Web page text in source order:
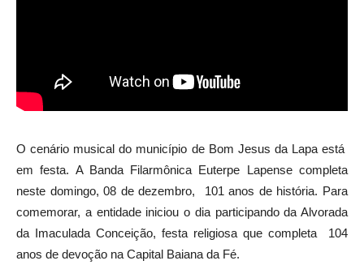
O cenário musical do município de Bom Jesus da Lapa está
em festa. A Banda Filarmônica Euterpe Lapense completa
neste domingo, 08 de dezembro, 101 anos de história. Para
comemorar, a entidade iniciou o dia participando da Alvorada
da Imaculada Conceição, festa religiosa que completa 104
anos de devoção na Capital Baiana da Fé.